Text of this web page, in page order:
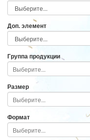
Доп. элемент
Группа продукции
Размер
Формат